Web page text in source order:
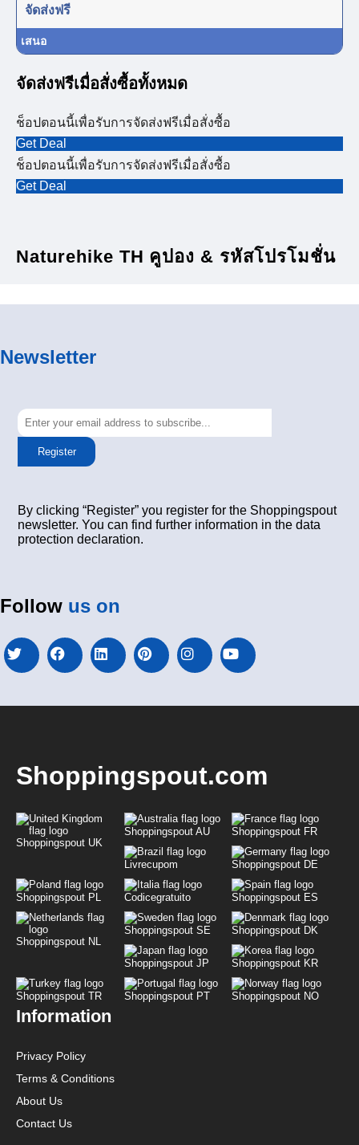
จัดส่งฟรี
เสนอ
จัดส่งฟรีเมื่อสั่งซื้อทั้งหมด
ช็อปตอนนี้เพื่อรับการจัดส่งฟรีเมื่อสั่งซื้อ
Get Deal
ช็อปตอนนี้เพื่อรับการจัดส่งฟรีเมื่อสั่งซื้อ
Get Deal
Naturehike TH คูปอง & รหัสโปรโมชั่น
Newsletter
Register
By clicking “Register” you register for the Shoppingspout
newsletter. You can find further information in the data
protection declaration.
Follow us on
Shoppingspout.com
Shoppingspout UK
Shoppingspout AU Shoppingspout FR
Livrecupom Shoppingspout DE
Shoppingspout PL Codicegratuito Shoppingspout ES
Shoppingspout NL
Shoppingspout SE Shoppingspout DK
Shoppingspout JP Shoppingspout KR
Shoppingspout TR Shoppingspout PT Shoppingspout NO
Information
Privacy Policy
Terms & Conditions
About Us
Contact Us